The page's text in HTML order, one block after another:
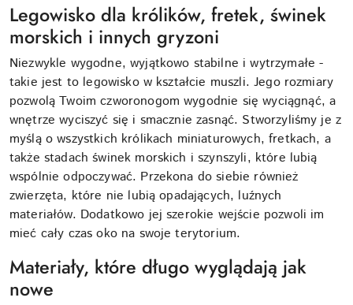
Legowisko dla królików, fretek, świnek
morskich i innych gryzoni
Niezwykle wygodne, wyjątkowo stabilne i wytrzymałe -
takie jest to legowisko w kształcie muszli. Jego rozmiary
pozwolą Twoim czworonogom wygodnie się wyciągnąć, a
wnętrze wyciszyć się i smacznie zasnąć. Stworzyliśmy je z
myślą o wszystkich królikach miniaturowych, fretkach, a
także stadach świnek morskich i szynszyli, które lubią
wspólnie odpoczywać. Przekona do siebie również
zwierzęta, które nie lubią opadających, luźnych
materiałów. Dodatkowo jej szerokie wejście pozwoli im
mieć cały czas oko na swoje terytorium.
Materiały, które długo wyglądają jak
nowe